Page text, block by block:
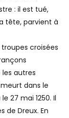
: il est tué,
tête, parvient à
croisées
les autres
dans le
27 mai 1250. Il
de Dreux. En